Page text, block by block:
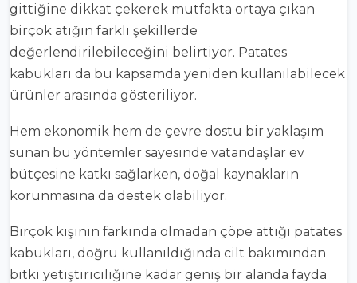
gittiğine dikkat çekerek mutfakta ortaya çıkan
birçok atığın farklı şekillerde
değerlendirilebileceğini belirtiyor. Patates
kabukları da bu kapsamda yeniden kullanılabilecek
ürünler arasında gösteriliyor.
Hem ekonomik hem de çevre dostu bir yaklaşım
sunan bu yöntemler sayesinde vatandaşlar ev
bütçesine katkı sağlarken, doğal kaynakların
korunmasına da destek olabiliyor.
Birçok kişinin farkında olmadan çöpe attığı patates
kabukları, doğru kullanıldığında cilt bakımından
bitki yetiştiriciliğine kadar geniş bir alanda fayda